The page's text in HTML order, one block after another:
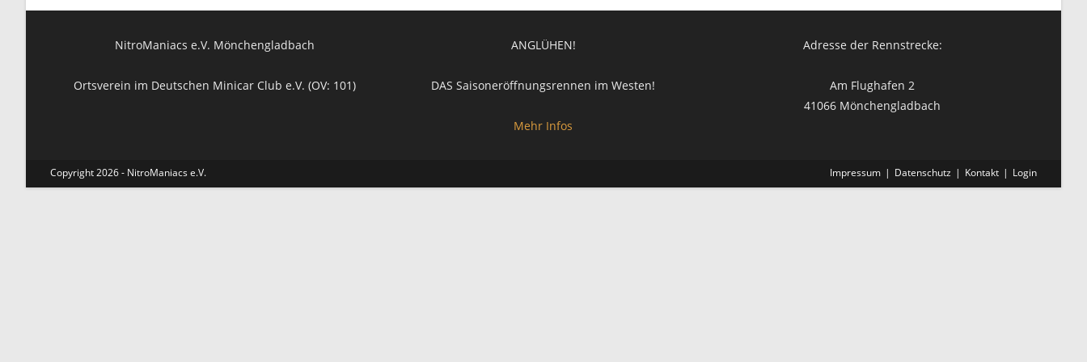
NitroManiacs e.V. Mönchengladbach
Ortsverein im Deutschen Minicar Club e.V. (OV: 101)
ANGLÜHEN!
DAS Saisoneröffnungsrennen im Westen!
Mehr Infos
Adresse der Rennstrecke:
Am Flughafen 2
41066 Mönchengladbach
Impressum Datenschutz Kontakt Login
Copyright 2026 - NitroManiacs e.V.